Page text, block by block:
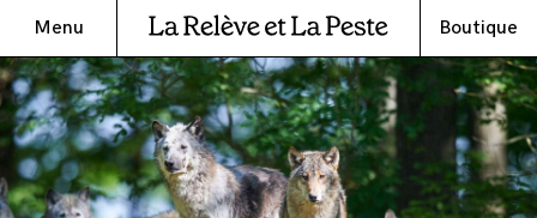
Menu Boutique